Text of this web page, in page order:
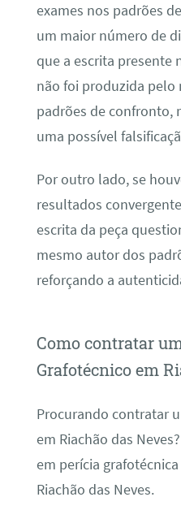
exames nos padrões
um maior número de
que a escrita presente
não foi produzida pelo
padrões de confronto,
uma possível
Por outro lado, se
resultados
escrita da peça
mesmo autor dos
reforçando a
Como contratar
Grafotécnico em
Procurando contratar
em Riachão das
em perícia
Riachão das Neves.